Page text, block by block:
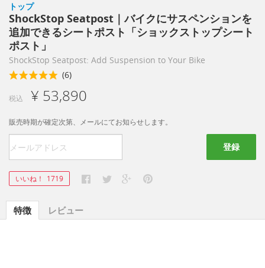
トップ
ShockStop Seatpost｜バイクにサスペンションを
追加できるシートポスト「ショックストップシート
ポスト」
ShockStop Seatpost: Add Suspension to Your Bike
(6)
税込 ¥ 53,890
販売時期が確定次第、メールにてお知らせします。
登録
いいね！ 1719
特徴 レビュー